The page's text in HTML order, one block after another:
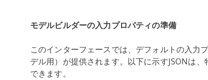
モデルビルダーの入力プロパティの準備
このインターフェースでは、デフォルトの入力
デル用）が提供されます。以下に示すJSONは
できます。